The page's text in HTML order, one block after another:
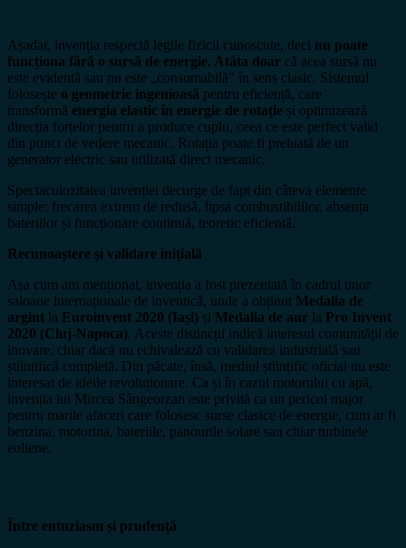
Așadar, invenția respectă legile fizicii cunoscute, deci nu poate
funcționa fără o sursă de energie. Atâta doar că acea sursă nu
este evidentă sau nu este „consumabilă” în sens clasic. Sistemul
folosește o geometrie ingenioasă pentru eficiență, care
transformă energia elastic în energie de rotație și optimizează
direcția forțelor pentru a produce cuplu, ceea ce este perfect valid
din punct de vedere mecanic. Rotația poate fi preluată de un
generator electric sau utilizată direct mecanic.
Spectaculozitatea invenției decurge de fapt din câteva elemente
simple: frecarea extrem de redusă, lipsa combustibililor, absența
bateriilor și funcționare continuă, teoretic eficientă.
Recunoaștere și validare inițială
Așa cum am menționat, invenția a fost prezentată în cadrul unor
saloane internaționale de inventică, unde a obținut Medalia de
argint la Euroinvent 2020 (Iași) și Medalia de aur la Pro Invent
2020 (Cluj-Napoca). Aceste distincții indică interesul comunității de
inovare, chiar dacă nu echivalează cu validarea industrială sau
științifică completă. Din păcate, însă, mediul științific oficial nu este
interesat de ideile revoluționare. Ca și în cazul motorului cu apă,
invenția lui Mircea Sângeorzan este privită ca un pericol major
pentru marile afaceri care folosesc surse clasice de energie, cum ar fi
benzina, motorina, bateriile, panourile solare sau chiar turbinele
eoliene.
Între entuziasm și prudență